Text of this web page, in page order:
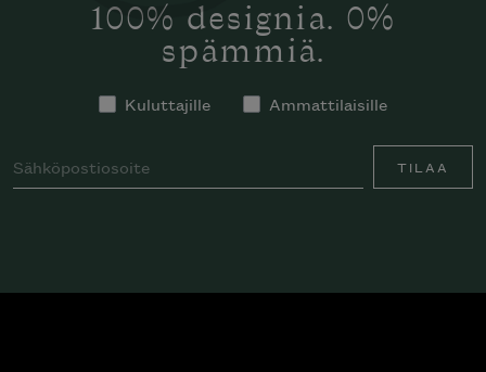
100% designia. 0%
spämmiä.
Kuluttajille Ammattilaisille
TILAA